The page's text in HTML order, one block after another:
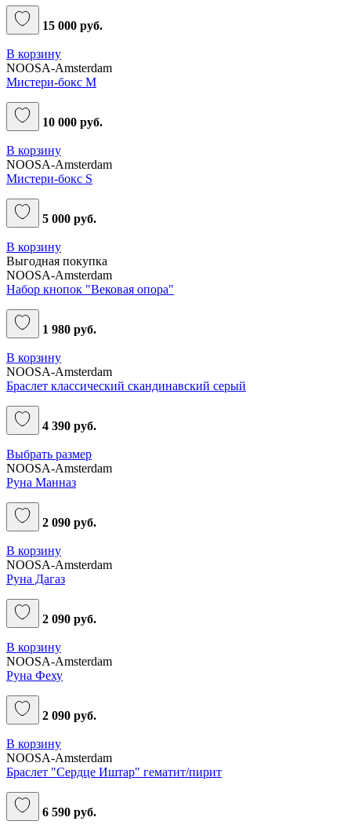
15 000 руб.
В корзину
NOOSA-Amsterdam
Мистери-бокс M
10 000 руб.
В корзину
NOOSA-Amsterdam
Мистери-бокс S
5 000 руб.
В корзину
Выгодная покупка
NOOSA-Amsterdam
Набор кнопок "Вековая опора"
1 980 руб.
В корзину
NOOSA-Amsterdam
Браслет классический скандинавский серый
4 390 руб.
Выбрать размер
NOOSA-Amsterdam
Руна Манназ
2 090 руб.
В корзину
NOOSA-Amsterdam
Руна Дагаз
2 090 руб.
В корзину
NOOSA-Amsterdam
Руна Феху
2 090 руб.
В корзину
NOOSA-Amsterdam
Браслет "Сердце Иштар" гематит/пирит
6 590 руб.